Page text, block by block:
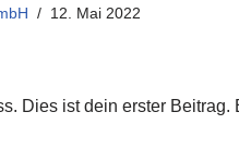
12. Mai 2022
Dies ist dein erster